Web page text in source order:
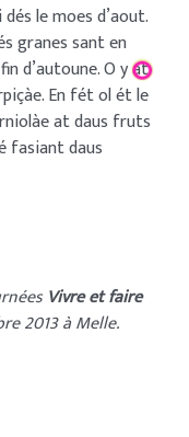
le moes d’aout.
granes sant en
d’autoune. O y at
En fét ol ét le
at daus fruts
fasiant daus
Vivre et faire
2013 à Melle.